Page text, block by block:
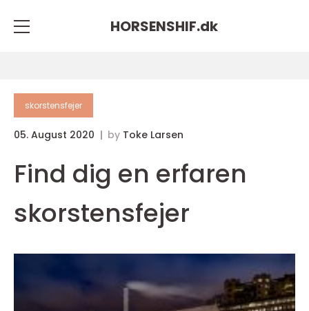
HORSENSHIF.dk
skorstensfejer
05. August 2020 by Toke Larsen
Find dig en erfaren
skorstensfejer